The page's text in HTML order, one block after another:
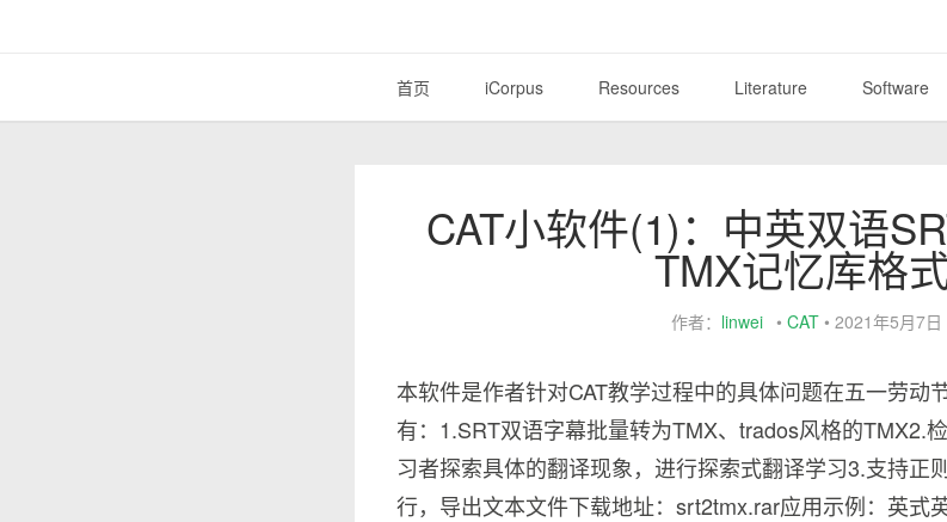
首页 iCorpus Resources Literature Software
CAT小软件(1)：中英双语
TMX记忆库格
作者： linwei • CAT • 2021年5月7日
本软件是作者针对CAT教学过程中的具体问题在五一劳动
有：1.SRT双语字幕批量转为TMX、trados风格的TMX2.
习者探索具体的翻译现象，进行探索式翻译学习3.支持正
行，导出文本文件下载地址：srt2tmx.rar应用示例：英式